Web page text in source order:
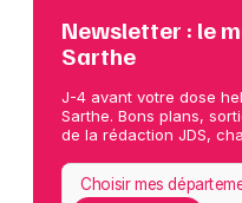
Newsletter : le
Sarthe
J-4 avant votre dose
Sarthe. Bons plans,
de la rédaction JDS,
Choisir mes